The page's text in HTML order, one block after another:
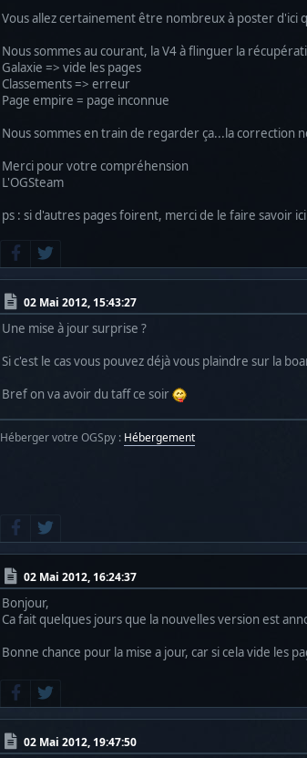
Vous allez certainement être nombreux à poster d'ici
Nous sommes au courant, la V4 à flinguer la
Galaxie => vide les pages
Classements => erreur
Page empire = page inconnue
Nous sommes en train de regarder ça...la correction
Merci pour votre compréhension
L'OGSteam
ps : si d'autres pages foirent, merci de le faire savoir
02 Mai 2012, 15:43:27
Une mise à jour surprise ?
Si c'est le cas vous pouvez déjà vous plaindre sur la
Bref on va avoir du taff ce soir
Héberger votre OGSpy : Hébergement
02 Mai 2012, 16:24:37
Bonjour,
Ca fait quelques jours que la nouvelles version est
Bonne chance pour la mise a jour, car si cela vide les
02 Mai 2012, 19:47:50